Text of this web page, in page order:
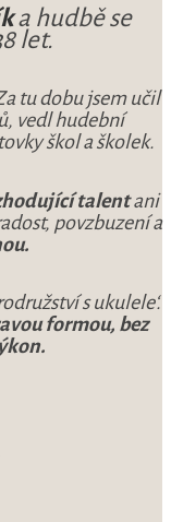
a hudbě se
let.
tu dobu jsem učil
vedl hudební
škol a školek.
talentani
povzbuzení a
s ukulele‘.
formou, bez